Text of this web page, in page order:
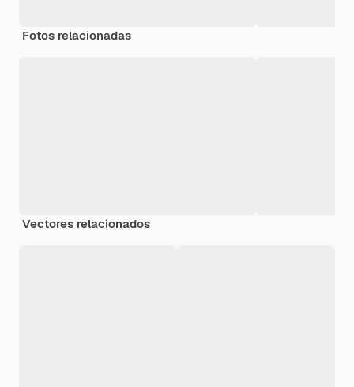
Fotos relacionadas
Vectores relacionados